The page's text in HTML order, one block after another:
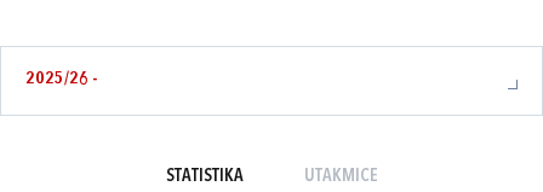
2025/26 -
STATISTIKA UTAKMICE